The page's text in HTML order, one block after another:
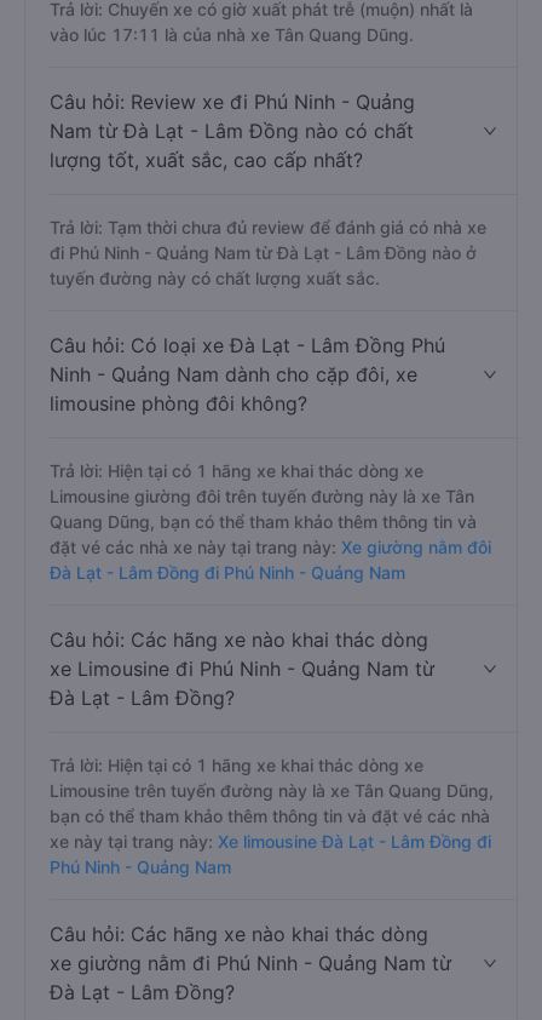
Trả lời: Chuyến xe có giờ xuất phát trễ (muộn) nhất là
vào lúc 17:11 là của nhà xe Tân Quang Dũng.
Câu hỏi: Review xe đi Phú Ninh - Quảng
Nam từ Đà Lạt - Lâm Đồng nào có chất
lượng tốt, xuất sắc, cao cấp nhất?
Trả lời: Tạm thời chưa đủ review để đánh giá có nhà xe
đi Phú Ninh - Quảng Nam từ Đà Lạt - Lâm Đồng nào ở
tuyến đường này có chất lượng xuất sắc.
Câu hỏi: Có loại xe Đà Lạt - Lâm Đồng Phú
Ninh - Quảng Nam dành cho cặp đôi, xe
limousine phòng đôi không?
Trả lời: Hiện tại có 1 hãng xe khai thác dòng xe
Limousine giường đôi trên tuyến đường này là xe Tân
Quang Dũng, bạn có thể tham khảo thêm thông tin và
đặt vé các nhà xe này tại trang này: Xe giường nằm đôi
Đà Lạt - Lâm Đồng đi Phú Ninh - Quảng Nam
Câu hỏi: Các hãng xe nào khai thác dòng
xe Limousine đi Phú Ninh - Quảng Nam từ
Đà Lạt - Lâm Đồng?
Trả lời: Hiện tại có 1 hãng xe khai thác dòng xe
Limousine trên tuyến đường này là xe Tân Quang Dũng,
bạn có thể tham khảo thêm thông tin và đặt vé các nhà
xe này tại trang này: Xe limousine Đà Lạt - Lâm Đồng đi
Phú Ninh - Quảng Nam
Câu hỏi: Các hãng xe nào khai thác dòng
xe giường nằm đi Phú Ninh - Quảng Nam từ
Đà Lạt - Lâm Đồng?